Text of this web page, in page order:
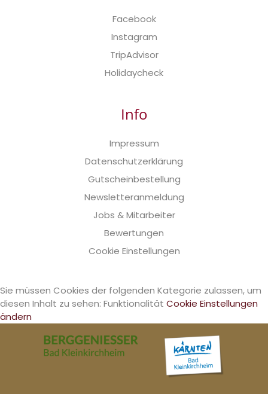
Facebook
Instagram
TripAdvisor
Holidaycheck
Info
Impressum
Datenschutzerklärung
Gutscheinbestellung
Newsletteranmeldung
Jobs & Mitarbeiter
Bewertungen
Cookie Einstellungen
Sie müssen Cookies der folgenden Kategorie zulassen, um
diesen Inhalt zu sehen: Funktionalität Cookie Einstellungen
ändern